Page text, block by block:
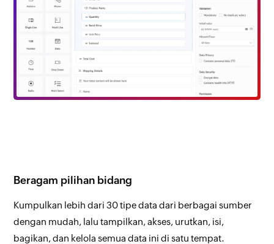
Beragam pilihan bidang
Kumpulkan lebih dari 30 tipe data dari berbagai sumber
dengan mudah, lalu tampilkan, akses, urutkan, isi,
bagikan, dan kelola semua data ini di satu tempat.